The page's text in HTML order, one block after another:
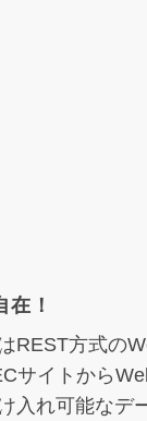
！
REST方式の
サイトから
入れ可能なデ